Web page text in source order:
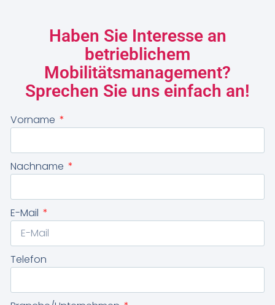
Haben Sie Interesse an
betrieblichem
Mobilitätsmanagement?
Sprechen Sie uns einfach an!
Vorname
Nachname
E-Mail
Telefon